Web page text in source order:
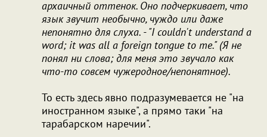
архаичный оттенок. Оно подчеркивает, что
язык звучит необычно, чуждо или даже
непонятно для слуха. - "I couldn't understand a
word; it was all a foreign tongue to me." (Я не
понял ни слова; для меня это звучало как
что-то совсем чужеродное/непонятное).
То есть здесь явно подразумевается не "на
иностранном языке", а прямо таки "на
тарабарском наречии".